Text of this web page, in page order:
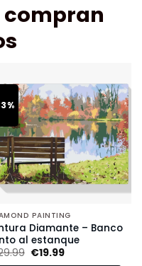
compran
PAINTING
Diamante – Banco
al estanque
€19.99